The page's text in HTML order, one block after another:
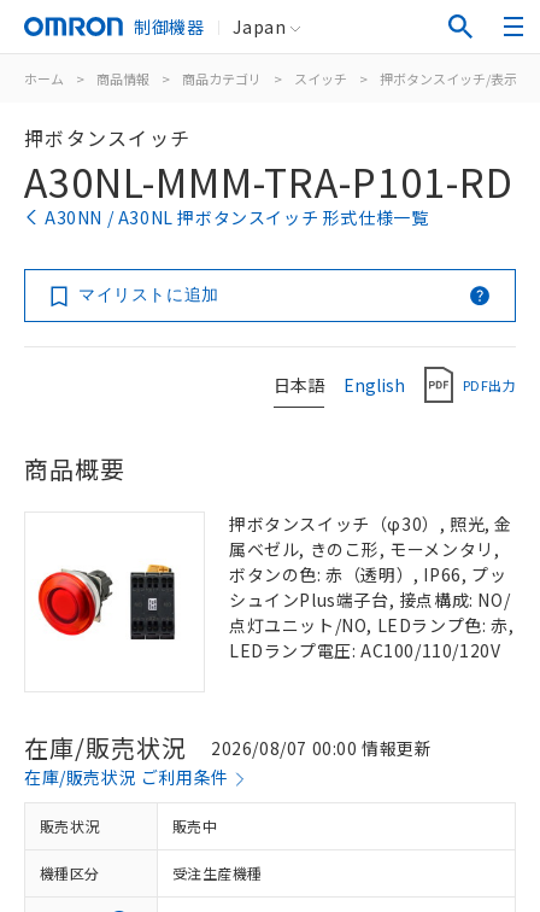
制御機器 Japan
ホーム > 商品情報 > 商品カテゴリ > スイッチ > 押ボタンスイッチ/表示灯
押ボタンスイッチ
A30NL-MMM-TRA-P101-RD
A30NN / A30NL 押ボタンスイッチ 形式仕様一覧
マイリストに追加
日本語 English PDF出力
商品概要
押ボタンスイッチ（φ30）, 照光, 金
属ベゼル, きのこ形, モーメンタリ,
ボタンの色: 赤（透明）, IP66, プッ
シュインPlus端子台, 接点構成: NO/
点灯ユニット/NO, LEDランプ色: 赤,
LEDランプ電圧: AC100/110/120V
在庫/販売状況
2026/08/07 00:00 情報更新
在庫/販売状況 ご利用条件
販売状況 販売中
機種区分 受注生産機種